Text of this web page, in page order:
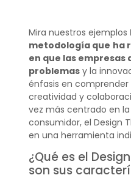
Mira nuestros ejemplos
metodología que ha
en que las empresas
problemasy la
énfasis en
creatividad y
vez más centrado en
consumidor, el Design
en una herramienta
¿Qué es el
son sus